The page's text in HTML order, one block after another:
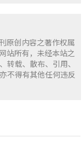
原创内容之著作权属
站所有，未经本站之
转载、散布、引用、
不得有其他任何违反